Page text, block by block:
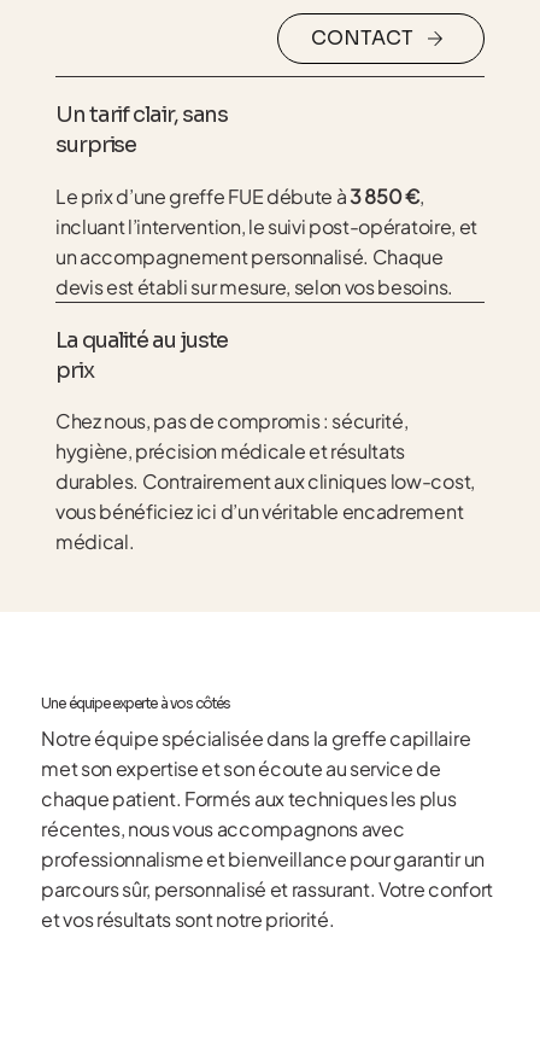
Une équipe experte à vos côtés
Notre équipe spécialisée dans la greffe capillaire
met son expertise et son écoute au service de
chaque patient. Formés aux techniques les plus
récentes, nous vous accompagnons avec
professionnalisme et bienveillance pour garantir un
parcours sûr, personnalisé et rassurant. Votre confort
et vos résultats sont notre priorité.
CONTACT
Un tarif clair, sans
surprise
Le prix d’une greffe FUE débute à3 850 €,
incluant l’intervention, le suivi post-opératoire, et
un accompagnement personnalisé. Chaque
devis est établi sur mesure, selon vos besoins.
La qualité au juste
prix
Chez nous, pas de compromis : sécurité,
hygiène, précision médicale et résultats
durables. Contrairement aux cliniques low-cost,
vous bénéficiez ici d’un véritable encadrement
médical.